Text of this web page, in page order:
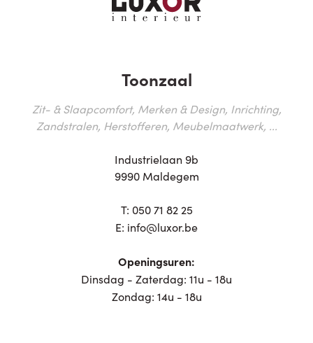
Toonzaal
Zit- & Slaapcomfort, Merken & Design, Inrichting,
Zandstralen, Herstofferen, Meubelmaatwerk, ...
Industrielaan 9b
9990 Maldegem
T: 050 71 82 25
E: info@luxor.be
Openingsuren:
Dinsdag - Zaterdag: 11u - 18u
Zondag: 14u - 18u